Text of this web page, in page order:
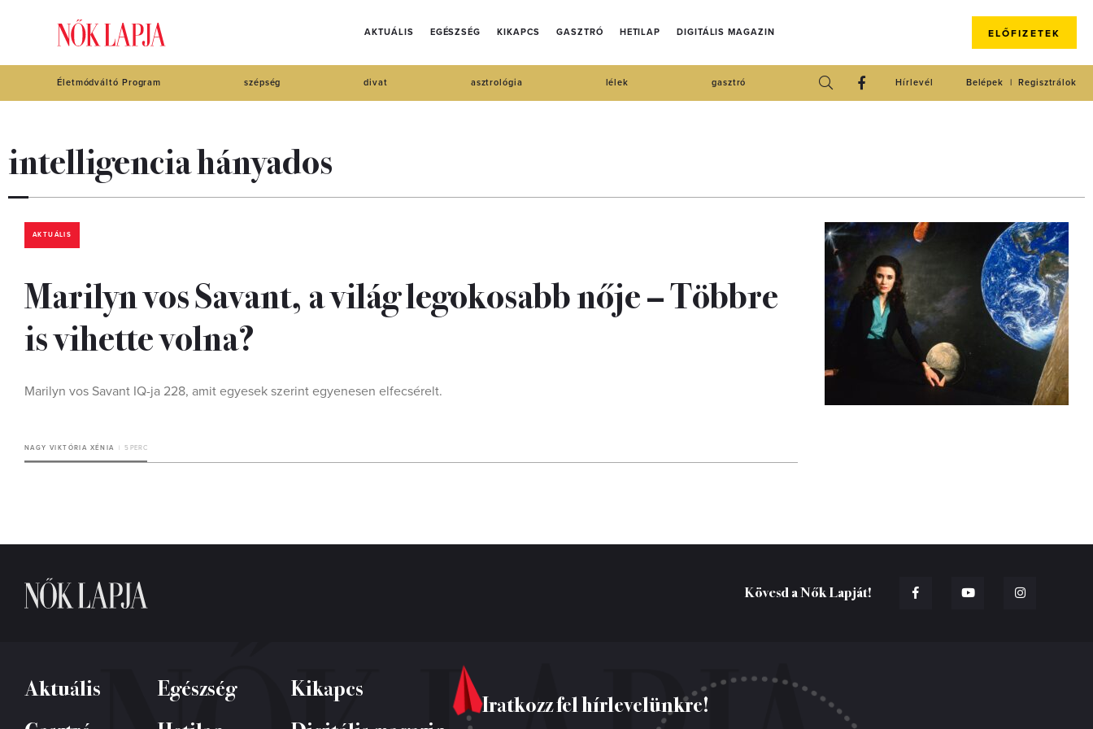
AKTUÁLIS EGÉSZSÉG KIKAPCS GASZTRÓ HETILAP DIGITÁLIS MAGAZIN ELŐFIZETEK
Életmódváltó Program szépség divat asztrológia lélek gasztró Regisztrálok
Belépek
Hírlevél
intelligencia hányados
AKTUÁLIS
Marilyn vos Savant, a világ legokosabb nője – Többre
is vihette volna?
Marilyn vos Savant IQ-ja 228, amit egyesek szerint egyenesen elfecsérelt.
NAGY VIKTÓRIA XÉNIA 5 PERC
Kövesd a Nők Lapját!
Aktuális Egészség
Kikapcs
Iratkozz fel hírlevelünkre!